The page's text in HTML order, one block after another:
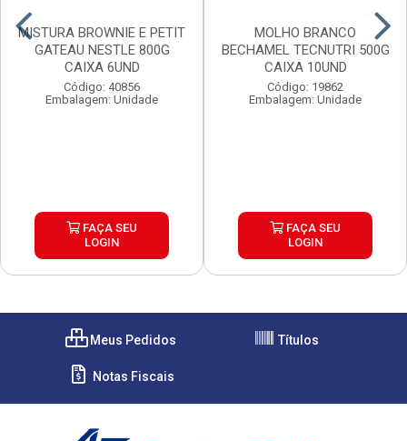
MISTURA BROWNIE E PETIT
GATEAU NESTLE 800G
CAIXA 6UND
Código: 40856
Embalagem: Unidade
FAÇA SEU
LOGIN
MOLHO BRANCO
BECHAMEL TECNUTRI 500G
CAIXA 10UND
Código: 19862
Embalagem: Unidade
FAÇA SEU
LOGIN
Meus Pedidos Títulos
Notas Fiscais